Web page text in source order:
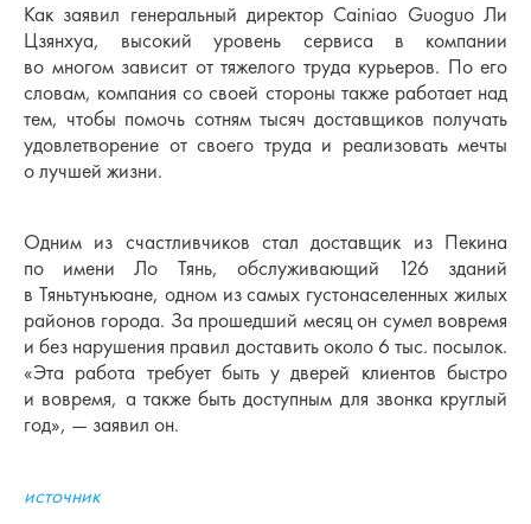
Как заявил генеральный директор Cainiao Guoguo Ли
Цзянхуа, высокий уровень сервиса в компании
во многом зависит от тяжелого труда курьеров. По его
словам, компания со своей стороны также работает над
тем, чтобы помочь сотням тысяч доставщиков получать
удовлетворение от своего труда и реализовать мечты
о лучшей жизни.
Одним из счастливчиков стал доставщик из Пекина
по имени Ло Тянь, обслуживающий 126 зданий
в Тяньтунъюане, одном из самых густонаселенных жилых
районов города. За прошедший месяц он сумел вовремя
и без нарушения правил доставить около 6 тыс. посылок.
«Эта работа требует быть у дверей клиентов быстро
и вовремя, а также быть доступным для звонка круглый
год», — заявил он.
источник